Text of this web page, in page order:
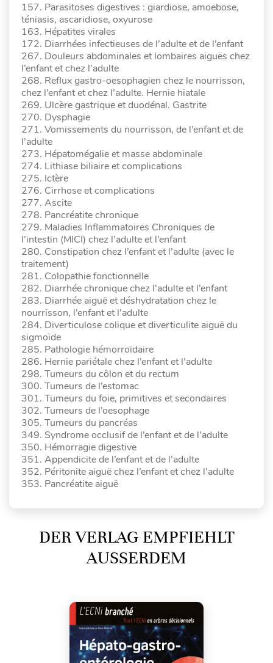
157. Parasitoses digestives : giardiose, amoebose,
téniasis, ascaridiose, oxyurose
163. Hépatites virales
172. Diarrhées infectieuses de l’adulte et de l’enfant
267. Douleurs abdominales et lombaires aiguës chez
l’enfant et chez l’adulte
268. Reflux gastro-oesophagien chez le nourrisson,
chez l’enfant et chez l’adulte. Hernie hiatale
269. Ulcère gastrique et duodénal. Gastrite
270. Dysphagie
271. Vomissements du nourrisson, de l’enfant et de
l’adulte
273. Hépatomégalie et masse abdominale
274. Lithiase biliaire et complications
275. Ictère
276. Cirrhose et complications
277. Ascite
278. Pancréatite chronique
279. Maladies Inflammatoires Chroniques de
l’intestin (MICI) chez l’adulte et l’enfant
280. Constipation chez l’enfant et l’adulte (avec le
traitement)
281. Colopathie fonctionnelle
282. Diarrhée chronique chez l’adulte et l’enfant
283. Diarrhée aiguë et déshydratation chez le
nourrisson, l’enfant et l’adulte
284. Diverticulose colique et diverticulite aiguë du
sigmoïde
285. Pathologie hémorroïdaire
286. Hernie pariétale chez l’enfant et l’adulte
298. Tumeurs du côlon et du rectum
300. Tumeurs de l’estomac
301. Tumeurs du foie, primitives et secondaires
302. Tumeurs de l’oesophage
305. Tumeurs du pancréas
349. Syndrome occlusif de l’enfant et de l’adulte
350. Hémorragie digestive
351. Appendicite de l’enfant et de l’adulte
352. Péritonite aiguë chez l’enfant et chez l’adulte
353. Pancréatite aiguë
DER VERLAG EMPFIEHLT
AUSSERDEM